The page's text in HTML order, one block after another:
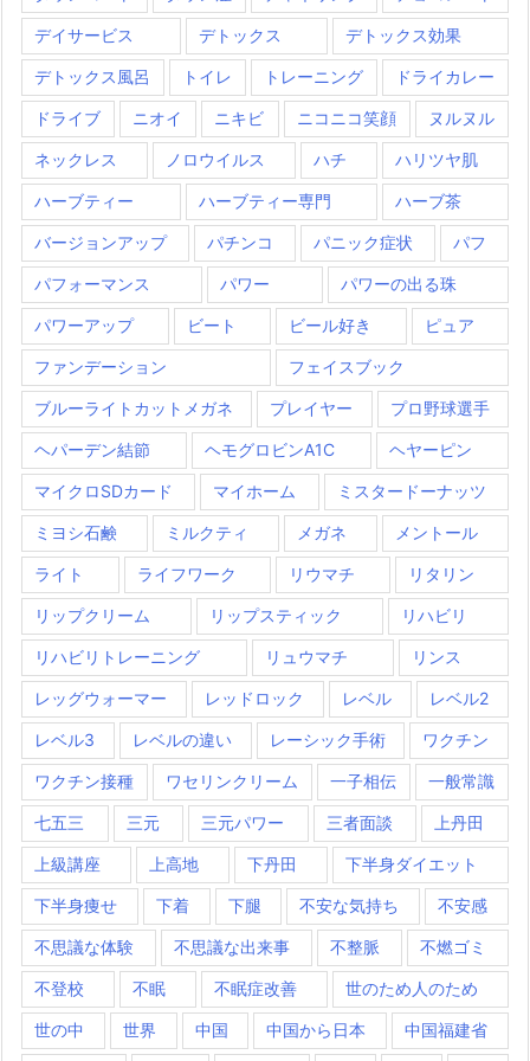
デイサービス デトックス デトックス効果
デトックス風呂 トイレ トレーニング ドライカレー
ドライブ ニオイ ニキビ ニコニコ笑顔 ヌルヌル
ネックレス ノロウイルス ハチ ハリツヤ肌
ハーブティー ハーブティー専門 ハーブ茶
バージョンアップ パチンコ パニック症状 パフ
パフォーマンス パワー パワーの出る珠
パワーアップ ビート ビール好き ピュア
ファンデーション フェイスブック
ブルーライトカットメガネ プレイヤー プロ野球選手
ヘパーデン結節 ヘモグロビンA1C ヘヤーピン
マイクロSDカード マイホーム ミスタードーナッツ
ミヨシ石鹸 ミルクティ メガネ メントール
ライト ライフワーク リウマチ リタリン
リップクリーム リップスティック リハビリ
リハビリトレーニング リュウマチ リンス
レッグウォーマー レッドロック レベル レベル2
レベル3 レベルの違い レーシック手術 ワクチン
ワクチン接種 ワセリンクリーム 一子相伝 一般常識
七五三 三元 三元パワー 三者面談 上丹田
上級講座 上高地 下丹田 下半身ダイエット
下半身痩せ 下着 下腿 不安な気持ち 不安感
不思議な体験 不思議な出来事 不整脈 不燃ゴミ
不登校 不眠 不眠症改善 世のため人のため
世の中 世界 中国 中国から日本 中国福建省